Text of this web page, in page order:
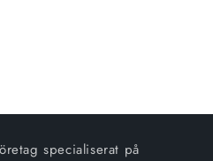
specialiserat på